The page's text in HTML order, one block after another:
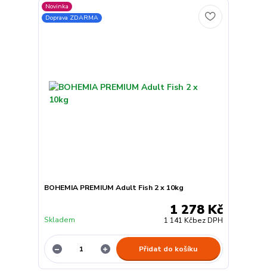
Novinka
Doprava ZDARMA
BOHEMIA PREMIUM Adult Fish 2 x 10kg
1 278 Kč
1 141 Kčbez DPH
Skladem
Přidat do košíku